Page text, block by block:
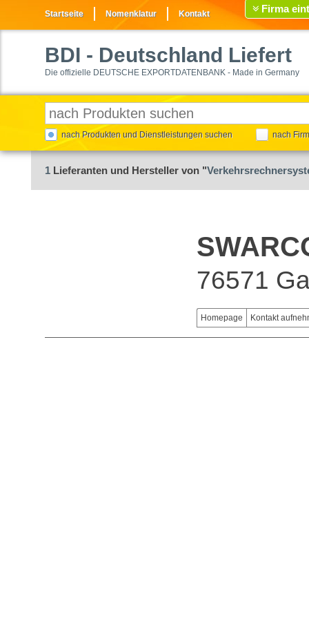
Startseite Nomenklatur Kontakt Firma
BDI - Deutschland Liefert
Die offizielle DEUTSCHE EXPORTDATENBANK - Made in Germany
nach Produkten und Dienstleistungen suchen nach
1 Lieferanten und Hersteller von "
76571
Homepage Kontakt